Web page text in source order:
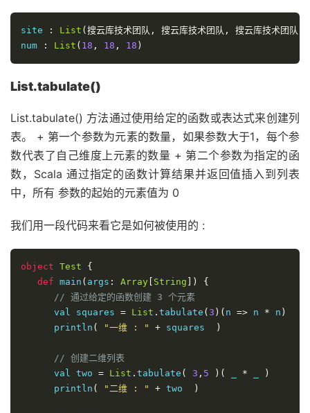
site : List (搜云库技术团队, 搜云库技术团队, 搜云库技术团队,
num
: List ( 18 , 18 , 18 )
List.tabulate()
List.tabulate() 方法通过使用给定的函数或表达式来创建列
表。 + 第一个参数为元素的数量，如果参数大于1，每个参
数代表了自己维度上元素的数量 + 第二个参数为指定的函
数，Scala 通过指定的函数计算结果并返回值插入到列表
中，所有 参数的起始的元素值为 0
我们用一段代码来看它是如何被使用的 :
object Test
{
def main ( args : Array String ])
{
// 通过给定的函数创建 3 个元素
      val squares
= List . tabulate ( 3 )( n => n * n )
      println
( "一维 : " + squares )
// 创建二维列表
      val two
= List . tabulate ( 3 , 5 )( *
)
      println
( "二维 : " + two )